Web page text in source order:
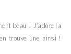
beau ! J’adore la
trouve une ainsi !